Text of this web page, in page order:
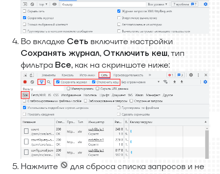
Во вкладке Сеть включите настройки
Сохранять журнал, Отключить кеш, тип
фильтра Все, как на скриншоте ниже:
Нажмите
для сброса списка запросов и не